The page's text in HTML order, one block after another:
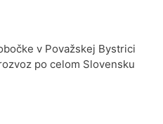
v Považskej Bystrici
po celom Slovensku